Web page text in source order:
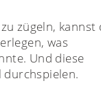
zügeln, kannst
was
Und diese
durchspielen.